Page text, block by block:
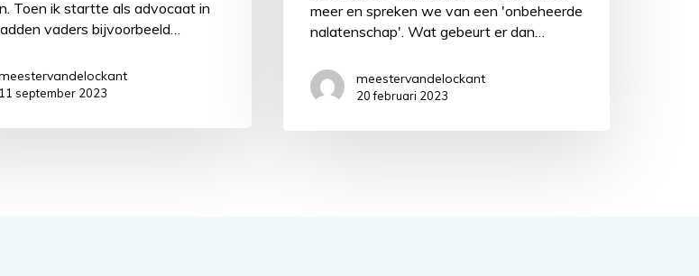
Toen ik startte als advocaat in
vaders bijvoorbeeld…
11 september 2023
meer en spreken we van een 'onbeheerde
nalatenschap'. Wat gebeurt er dan…
meestervandelockant
20 februari 2023